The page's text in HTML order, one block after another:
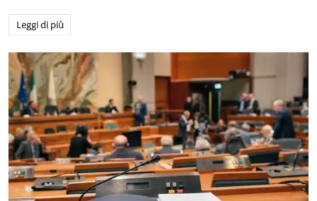
Leggi di più